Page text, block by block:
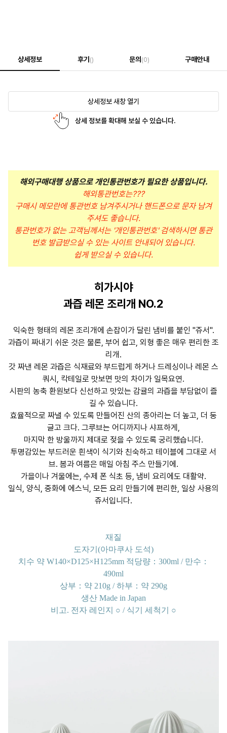
상세정보 후기 () 문의 (0) 구매안내
상세정보 새창 열기
상세 정보를 확대해 보실 수 있습니다.
해외구매대행 상품으로 개인통관번호가 필요한 상품입니다.
해외통관번호는???
구매시 메모란에 통관번호 남겨주시거나 핸드폰으로 문자 남겨
주셔도 좋습니다.
통관번호가 없는 고객님께서는 '개인통관번호' 검색하시면 통관
번호 발급받으실 수 있는 사이트 안내되어 있습니다.
쉽게 받으실 수 있습니다.
히가시야
과즙 레몬 조리개 NO.2
익숙한 형태의 레몬 조리개에 손잡이가 달린 냄비를 붙인 "쥬서".
과즙이 짜내기 쉬운 것은 물론, 부어 쉽고, 외형 좋은 매우 편리한 조
리개.
갓 짜낸 레몬 과즙은 식재료와 부드럽게 하거나 드레싱이나 레몬 스
쿼시, 칵테일로 맛보면 맛의 차이가 일목요연.
시판의 농축 환원보다 신선하고 맛있는 감귤의 과즙을 부담없이 즐
길 수 있습니다.
효율적으로 짜낼 수 있도록 만들어진 산의 종아리는 더 높고, 더 둥
글고 크다. 그루브는 어디까지나 샤프하게,
마지막 한 방울까지 제대로 젖을 수 있도록 궁리했습니다.
투명감있는 부드러운 흰색이 식기와 친숙하고 테이블에 그대로 서
브. 봄과 여름은 매일 아침 주스 만들기에.
가을이나 겨울에는, 수제 폰 식초 등, 냄비 요리에도 대활약.
일식, 양식, 중화에 에스닉, 모든 요리 만들기에 편리한, 일상 사용의
쥬서입니다.
재질
도자기(아마쿠사 도석)
치수 약 W140×D125×H125mm 적당량：300ml / 만수：
490ml
상부：약 210g / 하부：약 290g
생산 Made in Japan
비고. 전자 레인지 ○ / 식기 세척기 ○